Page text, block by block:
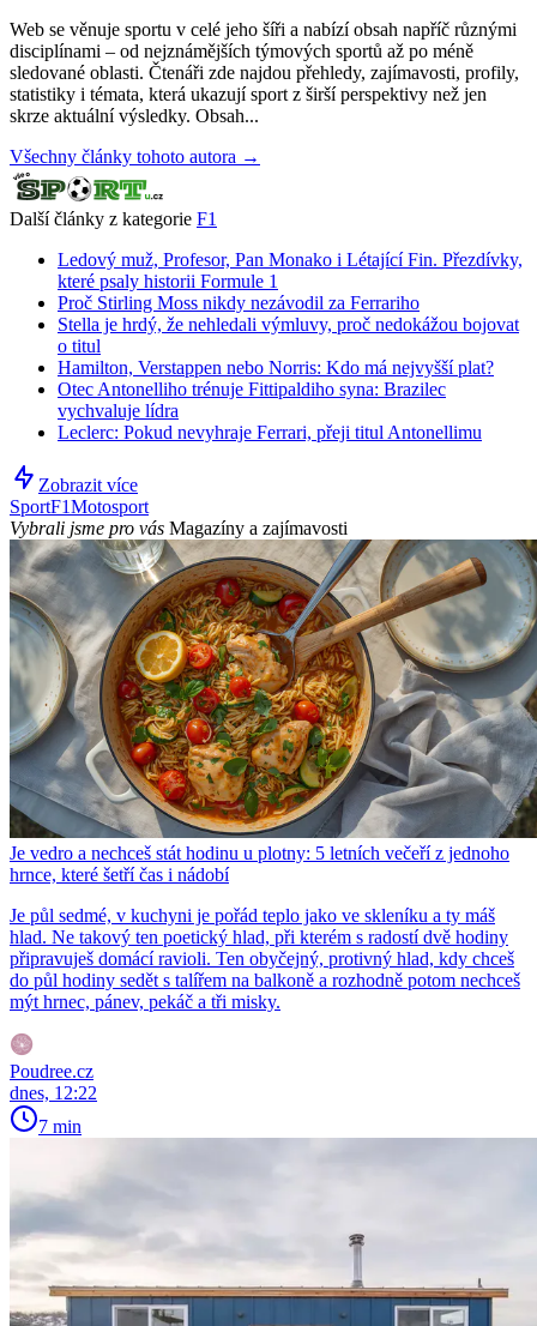
Web se věnuje sportu v celé jeho šíři a nabízí obsah napříč různými
disciplínami – od nejznámějších týmových sportů až po méně
sledované oblasti. Čtenáři zde najdou přehledy, zajímavosti, profily,
statistiky i témata, která ukazují sport z širší perspektivy než jen
skrze aktuální výsledky. Obsah...
Všechny články tohoto autora →
Další články z kategorie F1
Ledový muž, Profesor, Pan Monako i Létající Fin. Přezdívky,
které psaly historii Formule 1
Proč Stirling Moss nikdy nezávodil za Ferrariho
Stella je hrdý, že nehledali výmluvy, proč nedokážou bojovat
o titul
Hamilton, Verstappen nebo Norris: Kdo má nejvyšší plat?
Otec Antonelliho trénuje Fittipaldiho syna: Brazilec
vychvaluje lídra
Leclerc: Pokud nevyhraje Ferrari, přeji titul Antonellimu
Zobrazit více
SportF1Motosport
Vybrali jsme pro vás Magazíny a zajímavosti
Je vedro a nechceš stát hodinu u plotny: 5 letních večeří z jednoho
hrnce, které šetří čas i nádobí
Je půl sedmé, v kuchyni je pořád teplo jako ve skleníku a ty máš
hlad. Ne takový ten poetický hlad, při kterém s radostí dvě hodiny
připravuješ domácí ravioli. Ten obyčejný, protivný hlad, kdy chceš
do půl hodiny sedět s talířem na balkoně a rozhodně potom nechceš
mýt hrnec, pánev, pekáč a tři misky.
Poudree.cz
dnes, 12:22
7 min